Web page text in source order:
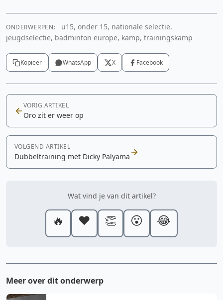
ONDERWERPEN:
u15, onder 15, nationale selectie,
jeugdselectie, badminton europe, kamp, trainingskamp
Kopieer WhatsApp X Facebook
VORIG ARTIKEL
Oro zit er weer op
VOLGEND ARTIKEL
Dubbeltraining met Dicky Palyama
Wat vind je van dit artikel?
🔥 ❤️ 👏 😮 😂
Meer over dit onderwerp